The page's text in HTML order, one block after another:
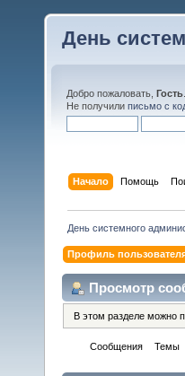
День
Добро пожаловать, Гость
Не получили письмо с
Начало Помощь
День системного
Профиль
Просмотр
В этом разделе можно
Сообщения Темы